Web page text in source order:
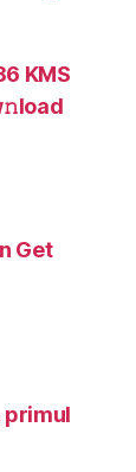
KMS
Gеt
primul